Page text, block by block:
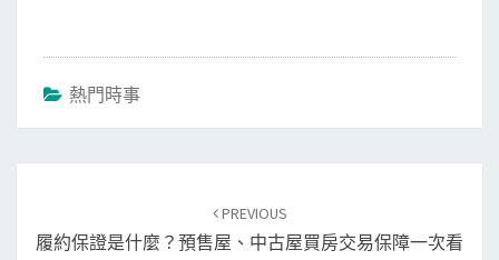
熱門時事
navigation
PREVIOUS
履約保證是什麼？預售屋、中古屋買房交易保障一次看